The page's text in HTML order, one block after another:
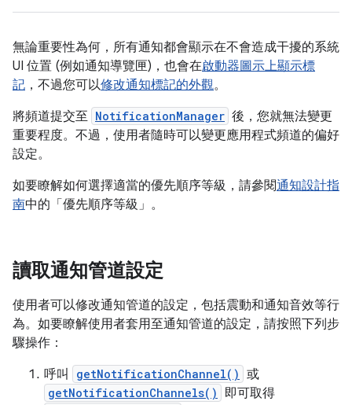
無論重要性為何，所有通知都會顯示在不會造成干擾的系統
UI 位置 (例如通知導覽匣)，也會在啟動器圖示上顯示標
記 ，不過您可以修改通知標記的外觀。
將頻道提交至 NotificationManager 後，您就無法變更
重要程度。不過，使用者隨時可以變更應用程式頻道的偏好
設定。
如要瞭解如何選擇適當的優先順序等級，請參閱通知設計指
南中的「優先順序等級」。
讀取通知管道設定
使用者可以修改通知管道的設定，包括震動和通知音效等行
為。如要瞭解使用者套用至通知管道的設定，請按照下列步
驟操作：
呼叫
getNotificationChannel() 或
getNotificationChannels() 即可取得